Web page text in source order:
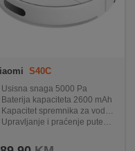
S40C
Usisna snaga 5000 Pa
Baterija kapaciteta 2600 mAh
Kapacitet spremnika za vodu/prašinu - 260/520 ml
Upravljanje i praćenje putem aplikacije